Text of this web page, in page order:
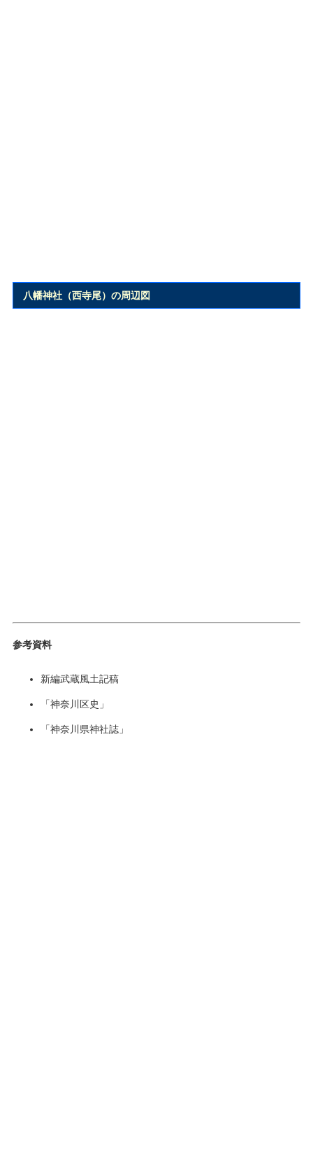
八幡神社（西寺尾）の周辺図
参考資料
新編武蔵風土記稿
「神奈川区史」
「神奈川県神社誌」